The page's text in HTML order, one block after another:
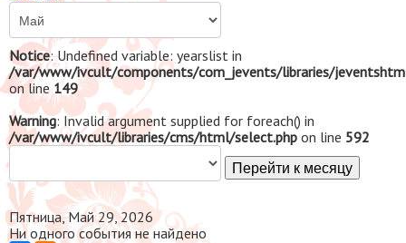
Notice: Undefined variable: yearslist in
/var/www/ivcult/components/com_jevents/libraries/
on line 149
Warning: Invalid argument supplied for foreach() in
/var/www/ivcult/libraries/cms/html/select.php on line 592
Перейти к месяцу
Пятница, Май 29, 2026
Ни одного события не найдено